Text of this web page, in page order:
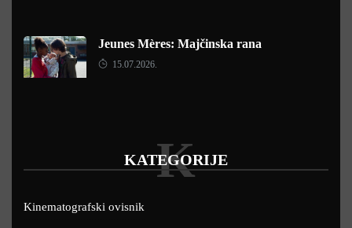
Jeunes Mères: Majčinska rana
15.07.2026.
KATEGORIJE
K
Kinematografski ovisnik